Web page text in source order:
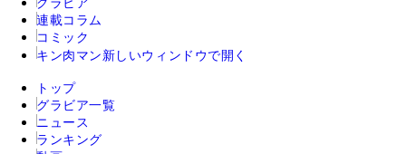
グラビア
連載コラム
コミック
キン肉マン 新しいウィンドウで開く
トップ
グラビア一覧
ニュース
ランキング